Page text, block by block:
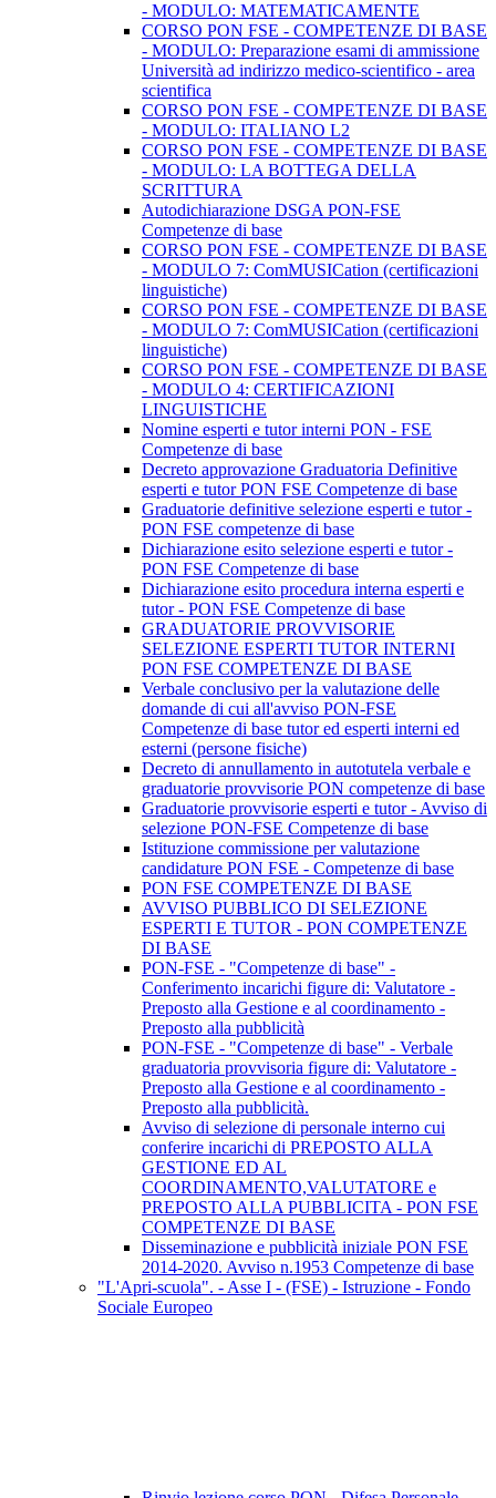
- MODULO: MATEMATICAMENTE
CORSO PON FSE - COMPETENZE DI BASE
- MODULO: Preparazione esami di ammissione
Università ad indirizzo medico-scientifico - area
scientifica
CORSO PON FSE - COMPETENZE DI BASE
- MODULO: ITALIANO L2
CORSO PON FSE - COMPETENZE DI BASE
- MODULO: LA BOTTEGA DELLA
SCRITTURA
Autodichiarazione DSGA PON-FSE
Competenze di base
CORSO PON FSE - COMPETENZE DI BASE
- MODULO 7: ComMUSICation (certificazioni
linguistiche)
CORSO PON FSE - COMPETENZE DI BASE
- MODULO 7: ComMUSICation (certificazioni
linguistiche)
CORSO PON FSE - COMPETENZE DI BASE
- MODULO 4: CERTIFICAZIONI
LINGUISTICHE
Nomine esperti e tutor interni PON - FSE
Competenze di base
Decreto approvazione Graduatoria Definitive
esperti e tutor PON FSE Competenze di base
Graduatorie definitive selezione esperti e tutor -
PON FSE competenze di base
Dichiarazione esito selezione esperti e tutor -
PON FSE Competenze di base
Dichiarazione esito procedura interna esperti e
tutor - PON FSE Competenze di base
GRADUATORIE PROVVISORIE
SELEZIONE ESPERTI TUTOR INTERNI
PON FSE COMPETENZE DI BASE
Verbale conclusivo per la valutazione delle
domande di cui all'avviso PON-FSE
Competenze di base tutor ed esperti interni ed
esterni (persone fisiche)
Decreto di annullamento in autotutela verbale e
graduatorie provvisorie PON competenze di base
Graduatorie provvisorie esperti e tutor - Avviso di
selezione PON-FSE Competenze di base
Istituzione commissione per valutazione
candidature PON FSE - Competenze di base
PON FSE COMPETENZE DI BASE
AVVISO PUBBLICO DI SELEZIONE
ESPERTI E TUTOR - PON COMPETENZE
DI BASE
PON-FSE - "Competenze di base" -
Conferimento incarichi figure di: Valutatore -
Preposto alla Gestione e al coordinamento -
Preposto alla pubblicità
PON-FSE - "Competenze di base" - Verbale
graduatoria provvisoria figure di: Valutatore -
Preposto alla Gestione e al coordinamento -
Preposto alla pubblicità.
Avviso di selezione di personale interno cui
conferire incarichi di PREPOSTO ALLA
GESTIONE ED AL
COORDINAMENTO,VALUTATORE e
PREPOSTO ALLA PUBBLICITA - PON FSE
COMPETENZE DI BASE
Disseminazione e pubblicità iniziale PON FSE
2014-2020. Avviso n.1953 Competenze di base
"L'Apri-scuola". - Asse I - (FSE) - Istruzione - Fondo
Sociale Europeo